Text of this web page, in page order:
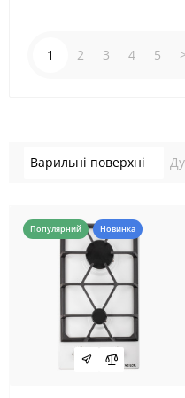
1 2 3 4 5 >
Варильні поверхні
Популярний Новинка